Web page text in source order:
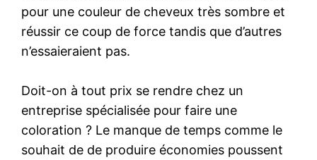
pour une couleur de cheveux très sombre et
réussir ce coup de force tandis que d’autres
n’essaieraient pas.
Doit-on à tout prix se rendre chez un
entreprise spécialisée pour faire une
coloration ? Le manque de temps comme le
souhait de de produire économies poussent